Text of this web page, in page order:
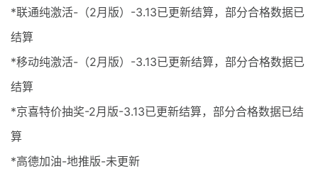
*联通纯激活-（2月版）-3.13已更新结算，部分合格数据已
结算
*移动纯激活-（2月版）-3.13已更新结算，部分合格数据已
结算
*京喜特价抽奖-2月版-3.13已更新结算，部分合格数据已结
算
*高德加油-地推版-未更新